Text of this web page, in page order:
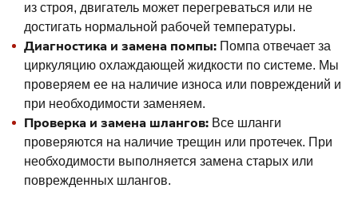
из строя, двигатель может перегреваться или не
достигать нормальной рабочей температуры.
Диагностика и замена помпы: Помпа отвечает за
циркуляцию охлаждающей жидкости по системе. Мы
проверяем ее на наличие износа или повреждений и
при необходимости заменяем.
Проверка и замена шлангов: Все шланги
проверяются на наличие трещин или протечек. При
необходимости выполняется замена старых или
поврежденных шлангов.